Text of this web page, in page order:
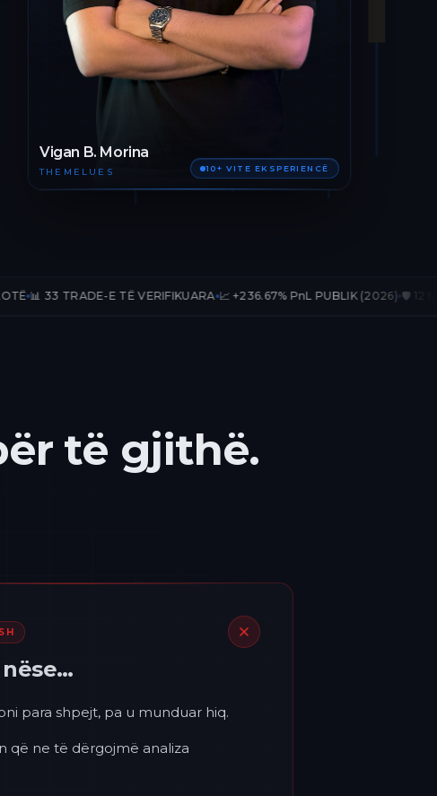
Vigan B. Morina
THEMELUES 10+ VITE EKSPERIENCË
E TË VERIFIKUARA 📈 +236.67% PnL PUBLIK (2026) 🛡️ 12 MUAJ AKSES TË
të gjithë.
para shpejt, pa u munduar hiq.
që ne të dërgojmë analiza